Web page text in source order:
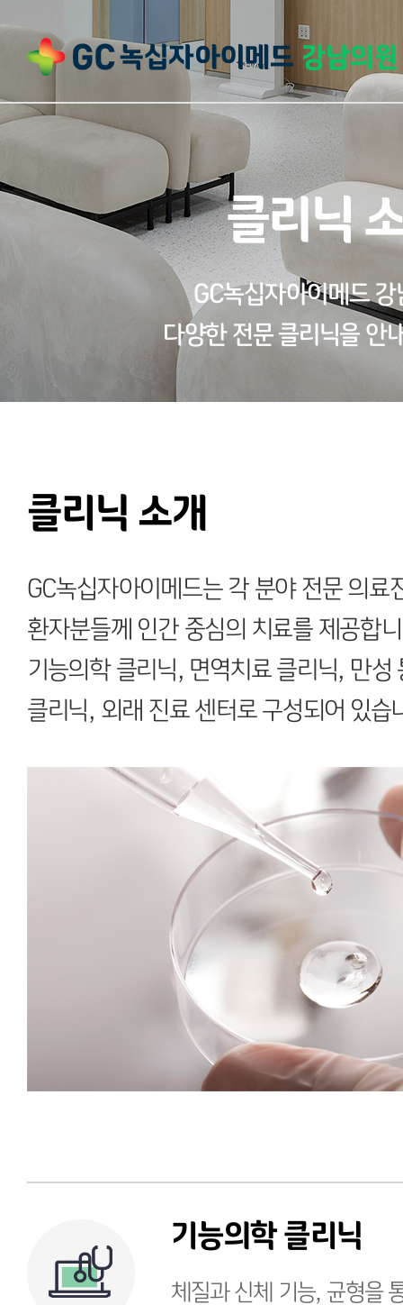
클리닉
GC녹십자아이메드
다양한 전문 클리닉을 안
클리닉 소개
GC녹십자아이메드는 각 분야 전문 의료
환자분들께 인간 중심의 치료를 제공합
기능의학 클리닉, 면역치료 클리닉, 만성
클리닉, 외래 진료 센터로 구성되어 있습
기능의학 클리닉
체질과 신체 기능, 균형을